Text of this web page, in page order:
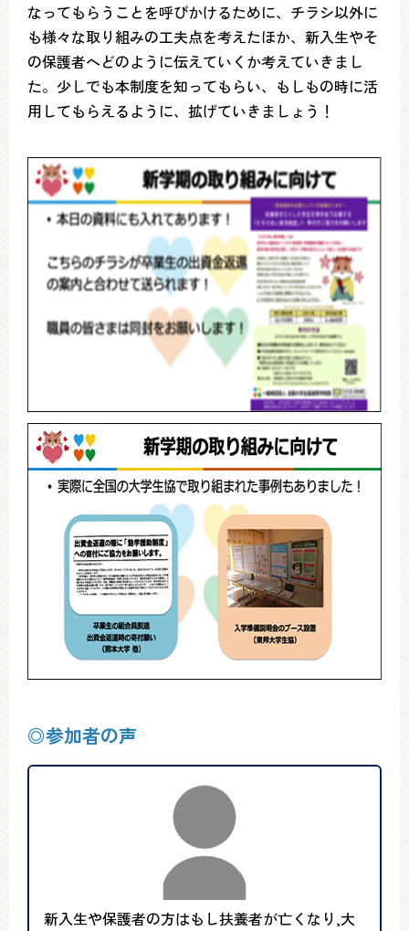
なってもらうことを呼びかけるために、チラシ以外に
も様々な取り組みの工夫点を考えたほか、新入生やそ
の保護者へどのように伝えていくか考えていきまし
た。少しでも本制度を知ってもらい、もしもの時に活
用してもらえるように、拡げていきましょう！
◎参加者の声
新入生や保護者の方はもし扶養者が亡くなり,大